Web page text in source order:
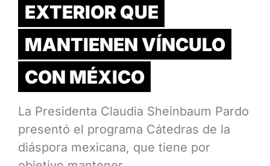
EXTERIOR QUE
MANTIENEN VÍNCULO
CON MÉXICO
La Presidenta Claudia Sheinbaum Pardo
presentó el programa Cátedras de la
diáspora mexicana, que tiene por